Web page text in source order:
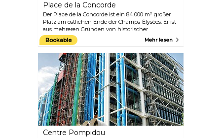
Place de la Concorde
Der Place de la Concorde ist ein 84.000 m² großer
Platz am östlichen Ende der Champs-Élysées. Er ist
aus mehreren Gründen von historischer
Bedeutung: Der Befreiungskampf während des
Zweiten Weltkriegs führte zu vielen Schlachten
auf dem Place de la Concorde. Während der
Französischen Revolution wurden hier über
tausend Menschen enthauptet, viele von ihnen
berühmt: Ludwig XVI., Marie Antoinette und der
Revolutionär Robespierre, um nur einige zu
nennen. Das Gelände wird von dem 24 Meter
hohen Obélisque de Louxor beherrscht, einer der
Nadeln der Kleopatra – ein Geschenk des
ägyptischen Vizekönigs Mohammed Ali an Louis
Philippe.
Bookable Mehr lesen
Centre Pompidou